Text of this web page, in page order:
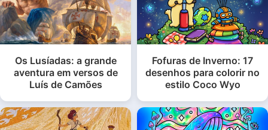
Os Lusíadas: a grande
aventura em versos de
Luís de Camões
Fofuras de Inverno: 17
desenhos para colorir no
estilo Coco Wyo